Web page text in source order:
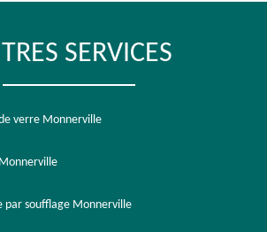
SERVICES
verre Monnerville
par soufflage Monnerville